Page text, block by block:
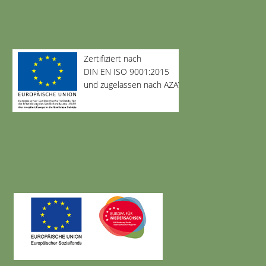
Zertifiziert nach
DIN EN ISO 9001:2015
und zugelassen nach AZAV